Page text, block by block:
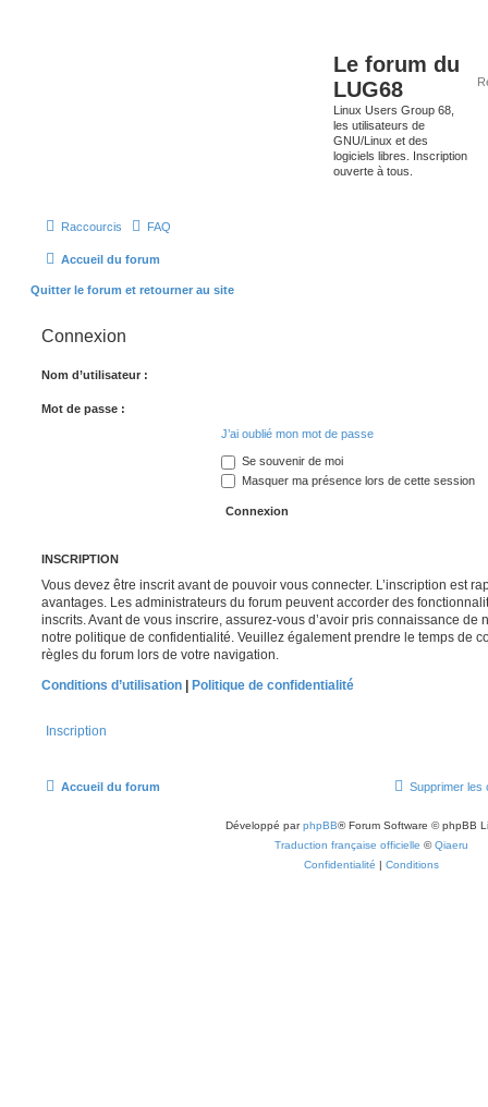
Le forum du
LUG68
Linux Users Group 68,
les utilisateurs de
GNU/Linux et des
logiciels libres. Inscription
ouverte à tous.
Raccourcis FAQ
Accueil du forum
Quitter le forum et retourner au site
Connexion
Nom d’utilisateur :
Mot de passe :
J’ai oublié mon mot de passe
Se souvenir de moi
Masquer ma présence lors de cette session
INSCRIPTION
Vous devez être inscrit avant de pouvoir vous connecter. L’inscription est
avantages. Les administrateurs du forum peuvent accorder des
inscrits. Avant de vous inscrire, assurez-vous d’avoir pris connaissance de
notre politique de confidentialité. Veuillez également prendre le temps de
règles du forum lors de votre navigation.
Conditions d’utilisation | Politique de confidentialité
Inscription
Accueil du forum Supprimer les
Développé parphpBB® Forum Software © phpBB
Traduction française officielle ©Qiaeru
Confidentialité | Conditions